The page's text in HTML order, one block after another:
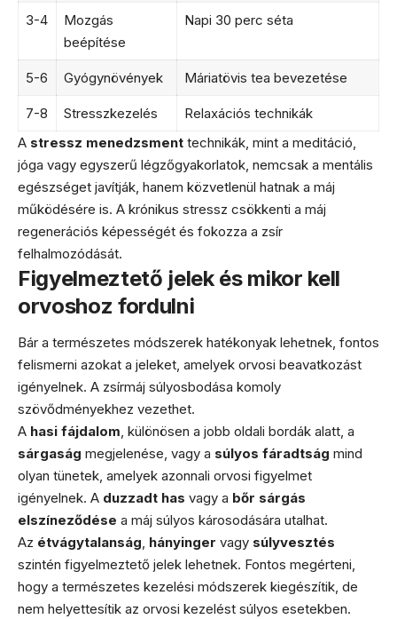
3-4
Mozgás
beépítése
Napi 30 perc séta
5-6 Gyógynövények Máriatövis tea bevezetése
7-8 Stresszkezelés
Relaxációs technikák
A stressz menedzsment technikák, mint a meditáció,
jóga vagy egyszerű légzőgyakorlatok, nemcsak a mentális
egészséget javítják, hanem közvetlenül hatnak a máj
működésére is. A krónikus stressz csökkenti a máj
regenerációs képességét és fokozza a zsír
felhalmozódását.
Figyelmeztető jelek és mikor kell
orvoshoz fordulni
Bár a természetes módszerek hatékonyak lehetnek, fontos
felismerni azokat a jeleket, amelyek orvosi beavatkozást
igényelnek. A zsírmáj súlyosbodása komoly
szövődményekhez vezethet.
A hasi fájdalom, különösen a jobb oldali bordák alatt, a
sárgaság megjelenése, vagy a súlyos fáradtság mind
olyan tünetek, amelyek azonnali orvosi figyelmet
igényelnek. A duzzadt has vagy a bőr sárgás
elszíneződése a máj súlyos károsodására utalhat.
Az étvágytalanság, hányinger vagy súlyvesztés
szintén figyelmeztető jelek lehetnek. Fontos megérteni,
hogy a természetes kezelési módszerek kiegészítik, de
nem helyettesítik az orvosi kezelést súlyos esetekben.